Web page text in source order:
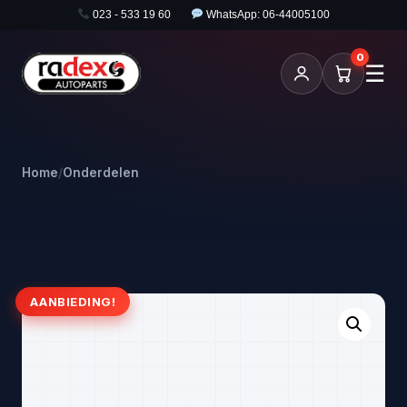
023 - 533 19 60 WhatsApp: 06-44005100
0
☰
Home/Onderdelen
AANBIEDING!